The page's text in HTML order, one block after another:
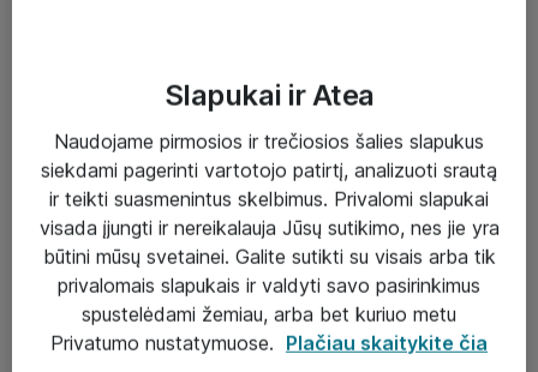
Paslaugos
Sprendimai
Įgyvendinti projektai
Atea ekspertų patarimai verslui
Slapukai ir Atea
Naudojame pirmosios ir trečiosios šalies slapukus
siekdami pagerinti vartotojo patirtį, analizuoti srautą
ir teikti suasmenintus skelbimus. Privalomi slapukai
visada įjungti ir nereikalauja Jūsų sutikimo, nes jie yra
būtini mūsų svetainei. Galite sutikti su visais arba tik
privalomais slapukais ir valdyti savo pasirinkimus
spustelėdami žemiau, arba bet kuriuo metu
Privatumo nustatymuose. Plačiau skaitykite čia